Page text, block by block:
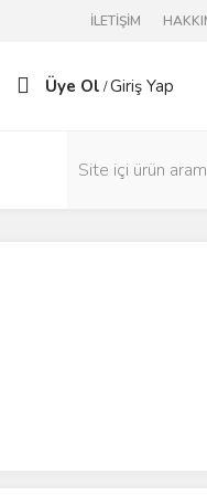
İLETİŞİM
Üye Ol /Giriş Yap